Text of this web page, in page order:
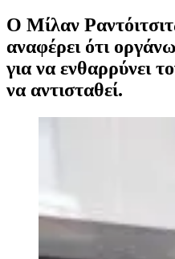
Ο Μίλαν
αναφέρει ότι
για να ενθαρρύνει
να αντισταθεί.